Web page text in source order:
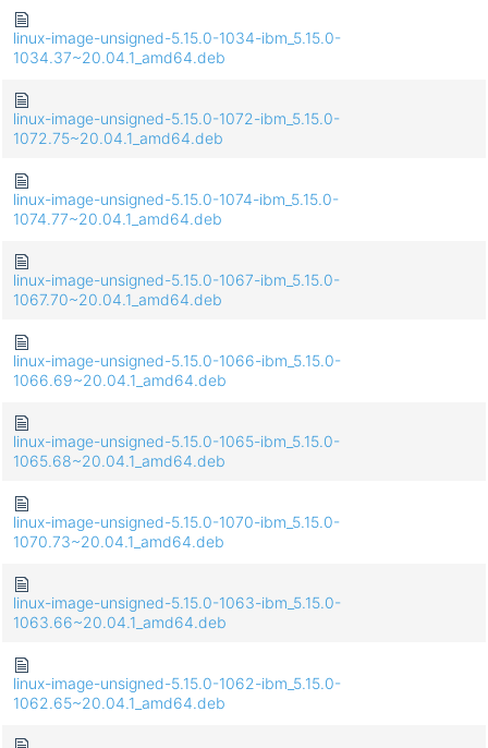
linux-image-unsigned-5.15.0-1034-ibm_5.15.0-
1034.37~20.04.1_amd64.deb
linux-image-unsigned-5.15.0-1072-ibm_5.15.0-
1072.75~20.04.1_amd64.deb
linux-image-unsigned-5.15.0-1074-ibm_5.15.0-
1074.77~20.04.1_amd64.deb
linux-image-unsigned-5.15.0-1067-ibm_5.15.0-
1067.70~20.04.1_amd64.deb
linux-image-unsigned-5.15.0-1066-ibm_5.15.0-
1066.69~20.04.1_amd64.deb
linux-image-unsigned-5.15.0-1065-ibm_5.15.0-
1065.68~20.04.1_amd64.deb
linux-image-unsigned-5.15.0-1070-ibm_5.15.0-
1070.73~20.04.1_amd64.deb
linux-image-unsigned-5.15.0-1063-ibm_5.15.0-
1063.66~20.04.1_amd64.deb
linux-image-unsigned-5.15.0-1062-ibm_5.15.0-
1062.65~20.04.1_amd64.deb